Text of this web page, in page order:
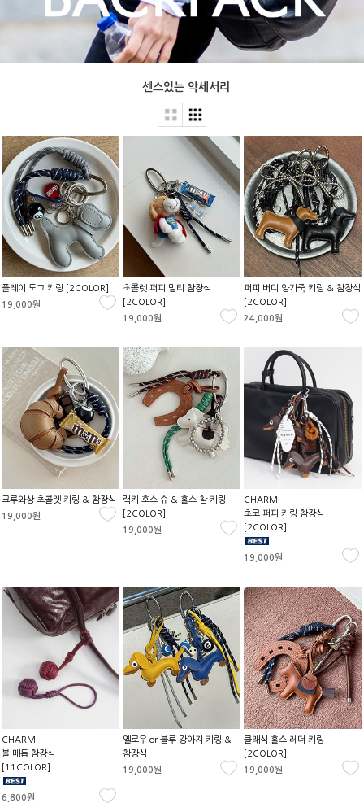
센스있는 악세서리
플레이 도그 키링 [2COLOR]
19,000원
초콜렛 퍼피 멀티 참장식
[2COLOR]
19,000원
퍼피 버디 양가죽 키링 & 참장식
[2COLOR]
24,000원
크루와상 초콜렛 키링 & 참장식
19,000원
럭키 호스 슈 & 홀스 참 키링
[2COLOR]
19,000원
CHARM
초코 퍼피 키링 참장식
[2COLOR]
19,000원
CHARM
볼 매듭 참장식
[11COLOR]
6,800원
옐로우 or 블루 강아지 키링 &
참장식
19,000원
클래식 홀스 레더 키링
[2COLOR]
19,000원